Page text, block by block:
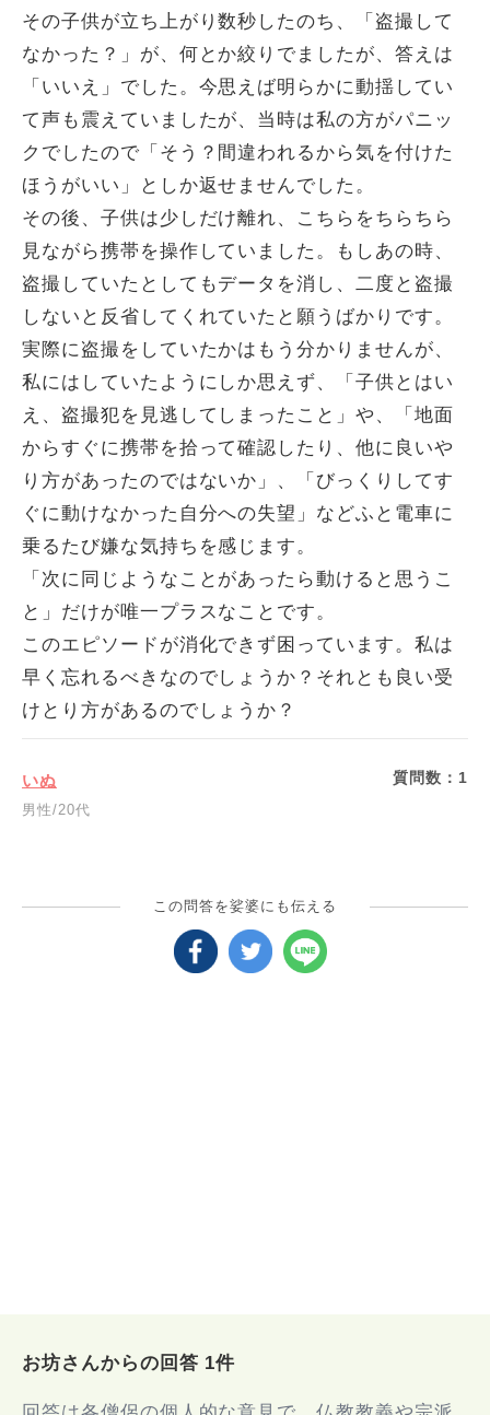
その子供が立ち上がり数秒したのち、「盗撮して
なかった？」が、何とか絞りでましたが、答えは
「いいえ」でした。今思えば明らかに動揺してい
て声も震えていましたが、当時は私の方がパニッ
クでしたので「そう？間違われるから気を付けた
ほうがいい」としか返せませんでした。
その後、子供は少しだけ離れ、こちらをちらちら
見ながら携帯を操作していました。もしあの時、
盗撮していたとしてもデータを消し、二度と盗撮
しないと反省してくれていたと願うばかりです。
実際に盗撮をしていたかはもう分かりませんが、
私にはしていたようにしか思えず、「子供とはい
え、盗撮犯を見逃してしまったこと」や、「地面
からすぐに携帯を拾って確認したり、他に良いや
り方があったのではないか」、「びっくりしてす
ぐに動けなかった自分への失望」などふと電車に
乗るたび嫌な気持ちを感じます。
「次に同じようなことがあったら動けると思うこ
と」だけが唯一プラスなことです。
このエピソードが消化できず困っています。私は
早く忘れるべきなのでしょうか？それとも良い受
けとり方があるのでしょうか？
いぬ
男性/20代
質問数： 1
この問答を娑婆にも伝える
お坊さんからの回答 1件